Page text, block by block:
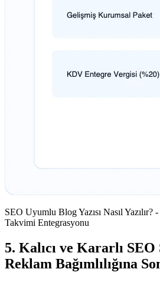
SEO Uyumlu Blog Yazısı Nasıl Yazılır?
Takvimi Entegrasyonu
5. Kalıcı ve Kararlı
Reklam Bağımlılığına